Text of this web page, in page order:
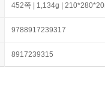
452쪽 | 1,134g |
9788917239317
8917239315